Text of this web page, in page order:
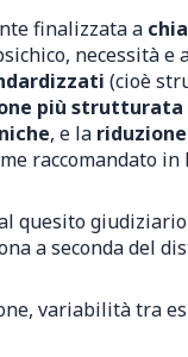
finalizzata a
necessità
(cioè
più strutturata
, e la
raccomandato
quesito
a seconda del
variabilità tra